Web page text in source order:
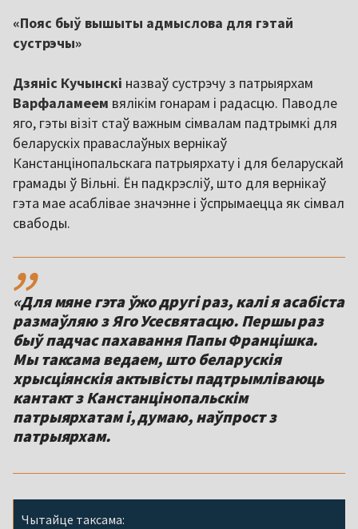
«Пояс быў вышыты адмыслова для гэтай
сустрэчы»
Дзяніс Кучынскі назваў сустрэчу з патрыярхам
Варфаламеем вялікім гонарам і радасцю. Паводле
яго, гэты візіт стаў важным сімвалам падтрымкі для
беларускіх праваслаўных вернікаў
Канстанцінопальскага патрыярхату і для беларускай
грамады ў Вільні. Ён падкрэсліў, што для вернікаў
гэта мае асаблівае значэнне і ўспрымаецца як сімвал
свабоды.
,,
«Для мяне гэта ўжо другі раз, калі я асабіста
размаўляю з Яго Усесвятасцю. Першы раз
быў падчас пахавання Папы Францішка.
Мы таксама ведаем, што беларускія
хрысціянскія актывісты падтрымліваюць
кантакт з Канстанцінопальскім
патрыярхатам і, думаю, наўпрост з
патрыярхам.
Чытайце таксама: